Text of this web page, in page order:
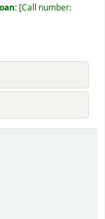
Call number: